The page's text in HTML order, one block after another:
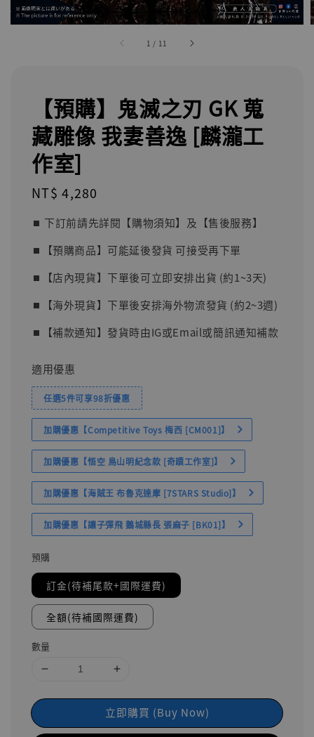
1 / 11
【預購】鬼滅之刃 GK 蒐
藏雕像 我妻善逸 [麟瀧工
作室]
Regular
NT$ 4,280
⏹︎ 下訂前請先詳閱【購物須知】及【售後服務】
⏹︎【預購商品】可能延後發貨 可接受再下單
⏹︎【店內現貨】下單後可立即安排出貨 (約1~3天)
⏹︎【海外現貨】下單後安排海外物流發貨 (約2~3週)
⏹︎【補款通知】發貨時由IG或Email或簡訊通知補款
適用優惠
任選5件可享98折優惠
加購優惠【Competitive Toys 梅西 [CM001]】
加購優惠【悟空 鳥山明紀念款 [奇蹟工作室]】
加購優惠【海賊王 布魯克達摩 [7STARS Studio]】
加購優惠【讓子彈飛 鵝城縣長 張麻子 [BK01]】
預購
訂金(待補尾款+國際運費)
全額(待補國際運費)
數量
立即購買 (Buy Now)